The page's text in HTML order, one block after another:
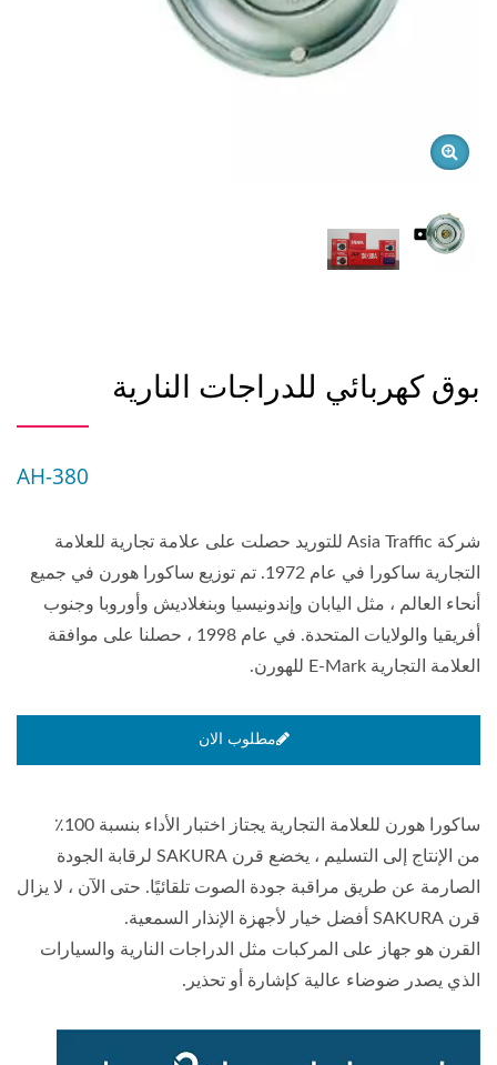
بوق كهربائي للدراجات النارية
AH-380
شركة Asia Traffic للتوريد حصلت على علامة تجارية للعلامة
التجارية ساكورا في عام 1972. تم توزيع ساكورا هورن في جميع
أنحاء العالم ، مثل اليابان وإندونيسيا وبنغلاديش وأوروبا وجنوب
أفريقيا والولايات المتحدة. في عام 1998 ، حصلنا على موافقة
العلامة التجارية E-Mark للهورن.
مطلوب الان
ساكورا هورن للعلامة التجارية يجتاز اختبار الأداء بنسبة 100٪
من الإنتاج إلى التسليم ، يخضع قرن SAKURA لرقابة الجودة
الصارمة عن طريق مراقبة جودة الصوت تلقائيًا. حتى الآن ، لا يزال
قرن SAKURA أفضل خيار لأجهزة الإنذار السمعية.
القرن هو جهاز على المركبات مثل الدراجات النارية والسيارات
الذي يصدر ضوضاء عالية كإشارة أو تحذير.